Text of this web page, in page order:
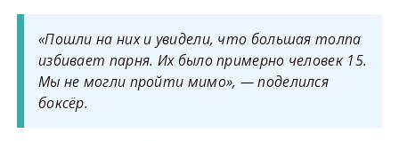
«Пошли на них и увидели, что большая толпа
избивает парня. Их было примерно человек 15.
Мы не могли пройти мимо», — поделился
боксёр.